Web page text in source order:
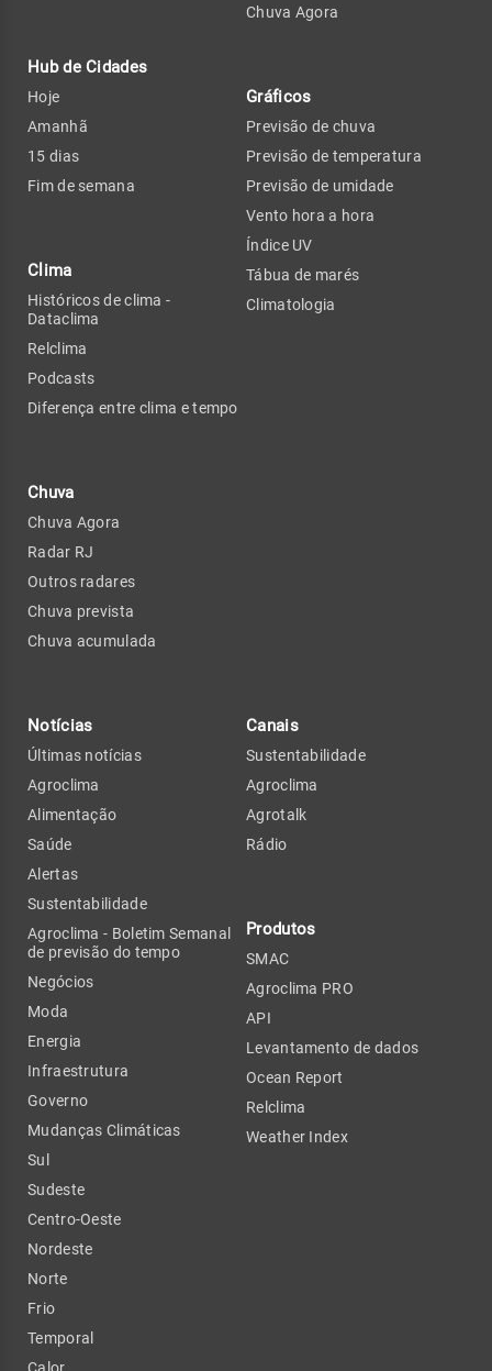
Hub de Cidades
Hoje
Amanhã
15 dias
Fim de semana
Clima
Históricos de clima -
Dataclima
Relclima
Podcasts
Diferença entre clima e tempo
Chuva
Chuva Agora
Radar RJ
Outros radares
Chuva prevista
Chuva acumulada
Chuva Agora
Gráficos
Previsão de chuva
Previsão de temperatura
Previsão de umidade
Vento hora a hora
Índice UV
Tábua de marés
Climatologia
Notícias
Últimas notícias
Agroclima
Alimentação
Saúde
Alertas
Sustentabilidade
Agroclima - Boletim Semanal
de previsão do tempo
Negócios
Moda
Energia
Infraestrutura
Governo
Mudanças Climáticas
Sul
Sudeste
Centro-Oeste
Nordeste
Norte
Frio
Temporal
Calor
Canais
Sustentabilidade
Agroclima
Agrotalk
Rádio
Produtos
SMAC
Agroclima PRO
API
Levantamento de dados
Ocean Report
Relclima
Weather Index